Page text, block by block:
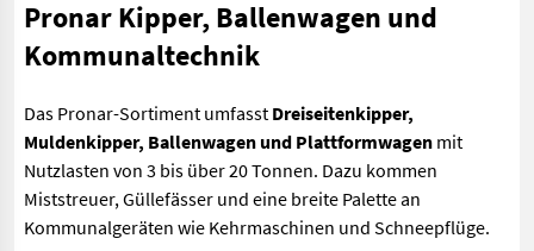
Pronar Kipper, Ballenwagen und
Kommunaltechnik
Das Pronar-Sortiment umfasst Dreiseitenkipper,
Muldenkipper, Ballenwagen und Plattformwagen mit
Nutzlasten von 3 bis über 20 Tonnen. Dazu kommen
Miststreuer, Güllefässer und eine breite Palette an
Kommunalgeräten wie Kehrmaschinen und Schneepflüge.